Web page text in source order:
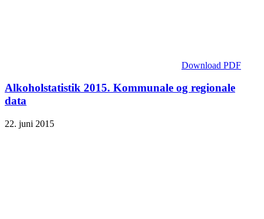
Download PDF
Alkoholstatistik 2015. Kommunale og regionale
data
22. juni 2015